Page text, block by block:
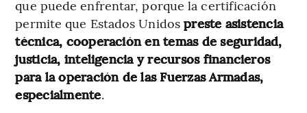
que puede enfrentar, porque la certificación
permite que Estados Unidospreste asistencia
técnica, cooperación en temas de seguridad,
justicia, inteligencia y recursos financieros
para la operación de las Fuerzas Armadas,
especialmente.